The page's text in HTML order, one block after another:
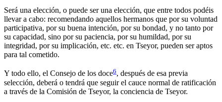
Será una elección, o puede ser una elección, que entre todos podéis
llevar a cabo: recomendando aquellos hermanos que por su voluntad
participativa, por su buena intención, por su bondad, y no tanto por
su capacidad, sino por su paciencia, por su humildad, por su
integridad, por su implicación, etc. etc. en Tseyor, pueden ser aptos
para tal cometido.
Y todo ello, el Consejo de los doce6, después de esa previa
selección, deberá o tendrá que seguir el cauce normal de ratificación
a través de la Comisión de Tseyor, la conciencia de Tseyor.